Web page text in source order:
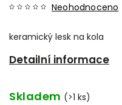
Neohodnoceno
keramický lesk na kola
Detailní informace
Skladem (>1 ks)